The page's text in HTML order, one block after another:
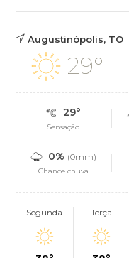
Augustinópolis, TO
29°
29°
Sensação
0% (0mm)
Chance chuva
Segunda Terça